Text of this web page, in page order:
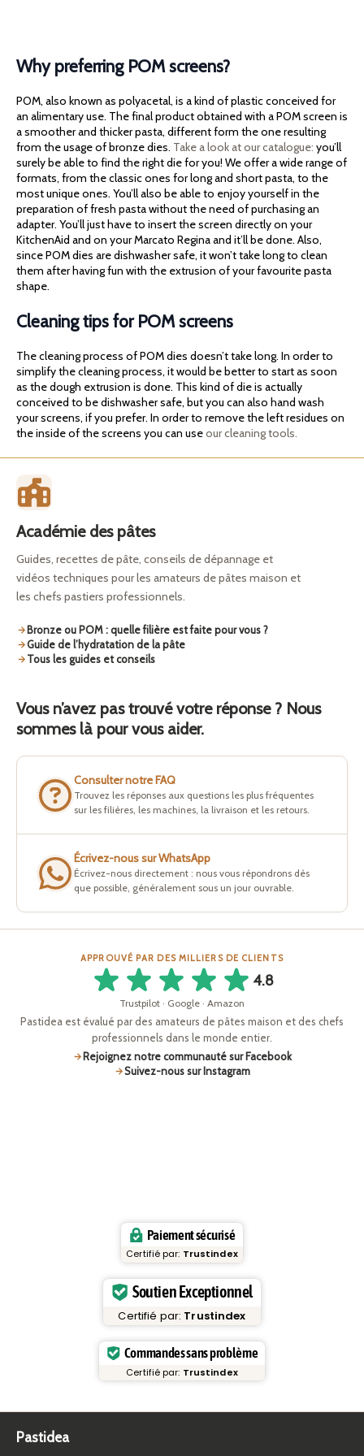
Why preferring POM screens?
POM, also known as polyacetal, is a kind of plastic conceived for
an alimentary use. The final product obtained with a POM screen is
a smoother and thicker pasta, different form the one resulting
from the usage of bronze dies. Take a look at our catalogue: you’ll
surely be able to find the right die for you! We offer a wide range of
formats, from the classic ones for long and short pasta, to the
most unique ones. You’ll also be able to enjoy yourself in the
preparation of fresh pasta without the need of purchasing an
adapter. You’ll just have to insert the screen directly on your
KitchenAid and on your Marcato Regina and it’ll be done. Also,
since POM dies are dishwasher safe, it won’t take long to clean
them after having fun with the extrusion of your favourite pasta
shape.
Cleaning tips for POM screens
The cleaning process of POM dies doesn’t take long. In order to
simplify the cleaning process, it would be better to start as soon
as the dough extrusion is done. This kind of die is actually
conceived to be dishwasher safe, but you can also hand wash
your screens, if you prefer. In order to remove the left residues on
the inside of the screens you can useour cleaning tools.
Académie des pâtes
Guides, recettes de pâte, conseils de dépannage et
vidéos techniques pour les amateurs de pâtes maison et
les chefs pastiers professionnels.
Bronze ou POM : quelle filière est faite pour vous ?
Guide de l’hydratation de la pâte
Tous les guides et conseils
Vous n’avez pas trouvé votre réponse ? Nous
sommes là pour vous aider.
Consulter notre FAQ
Trouvez les réponses aux questions les plus fréquentes
sur les filières, les machines, la livraison et les retours.
Écrivez-nous sur WhatsApp
Écrivez-nous directement : nous vous répondrons dès
que possible, généralement sous un jour ouvrable.
APPROUVÉ PAR DES MILLIERS DE CLIENTS
4.8
Trustpilot · Google · Amazon
Pastidea est évalué par des amateurs de pâtes maison et des chefs
professionnels dans le monde entier.
Rejoignez notre communauté sur Facebook
Suivez-nous sur Instagram
Paiement sécurisé
Certifié par: Trustindex
Soutien Exceptionnel
Certifié par: Trustindex
Commandes sans problème
Certifié par: Trustindex
Pastidea